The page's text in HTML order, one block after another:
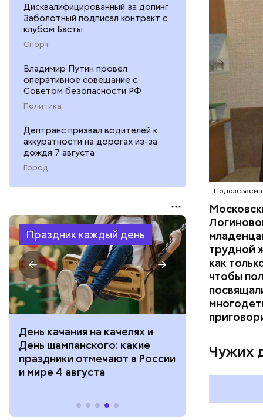
Дисквалифицированный за допинг
Заболотный подписал контракт с
клубом Басты
Спорт
Владимир Путин провел
оперативное совещание с
Советом безопасности РФ
Политика
Дептранс призвал водителей к
аккуратности на дорогах из-за
дождя 7 августа
Город
Праздник каждый день
День качания на качелях и
День шампанского: какие
праздники отмечают в России
и мире 4 августа
с зеркалом:
отмечают в
августа
трудной
как
чтобы
Чужих
Впервые
колонка